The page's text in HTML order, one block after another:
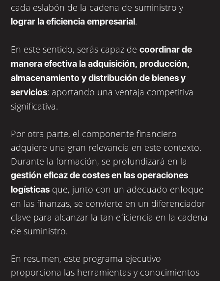
cada eslabón de la cadena de suministro y
lograr la eficiencia empresarial.
En este sentido, serás capaz decoordinar de
manera efectiva la adquisición, producción,
almacenamiento y distribución de bienes y
servicios; aportando una ventaja competitiva
significativa.
Por otra parte, el componente financiero
adquiere una gran relevancia en este contexto.
Durante la formación, se profundizará en la
gestión eficaz de costes en las operaciones
logísticas que, junto con un adecuado enfoque
en las finanzas, se convierte en un diferenciador
clave para alcanzar la tan eficiencia en la cadena
de suministro.
En resumen, este programa ejecutivo
proporciona las herramientas y conocimientos